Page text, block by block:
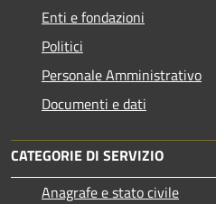
Enti e fondazioni
Politici
Personale Amministrativo
Documenti e dati
CATEGORIE DI SERVIZIO
Anagrafe e stato civile